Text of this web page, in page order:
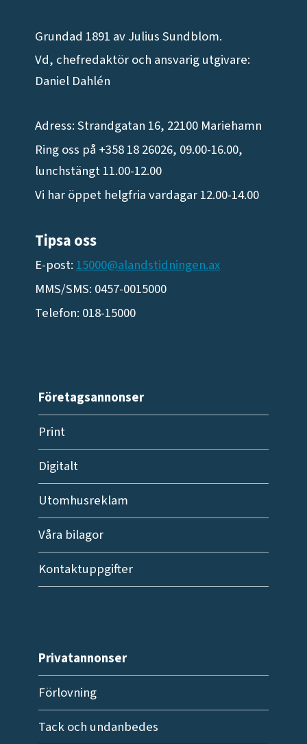
Grundad 1891 av Julius Sundblom.
Vd, chefredaktör och ansvarig utgivare:
Daniel Dahlén
Adress: Strandgatan 16, 22100 Mariehamn
Ring oss på +358 18 26026, 09.00-16.00,
lunchstängt 11.00-12.00
Vi har öppet helgfria vardagar 12.00-14.00
Tipsa oss
E-post: 15000@alandstidningen.ax
MMS/SMS: 0457-0015000
Telefon: 018-15000
Företagsannonser
Print
Digitalt
Utomhusreklam
Våra bilagor
Kontaktuppgifter
Privatannonser
Förlovning
Tack och undanbedes